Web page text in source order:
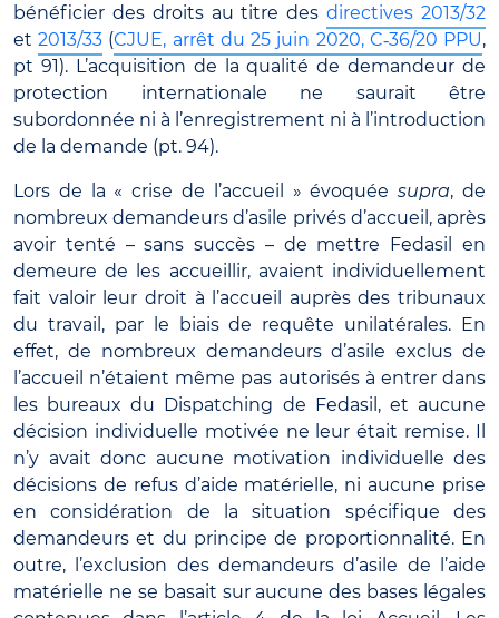
bénéficier des droits au titre desdirectives 2013/32
et2013/33 (CJUE, arrêt du 25 juin 2020, C‑36/20 PPU,
pt 91). L’acquisition de la qualité de demandeur de
protection internationale ne saurait être
subordonnée ni à l’enregistrement ni à l’introduction
de la demande (pt. 94).
Lors de la « crise de l’accueil » évoquéesupra, de
nombreux demandeurs d’asile privés d’accueil, après
avoir tenté – sans succès – de mettre Fedasil en
demeure de les accueillir, avaient individuellement
fait valoir leur droit à l’accueil auprès des tribunaux
du travail, par le biais de requête unilatérales. En
effet, de nombreux demandeurs d’asile exclus de
l’accueil n’étaient même pas autorisés à entrer dans
les bureaux du Dispatching de Fedasil, et aucune
décision individuelle motivée ne leur était remise. Il
n’y avait donc aucune motivation individuelle des
décisions de refus d’aide matérielle, ni aucune prise
en considération de la situation spécifique des
demandeurs et du principe de proportionnalité. En
outre, l’exclusion des demandeurs d’asile de l’aide
matérielle ne se basait sur aucune des bases légales